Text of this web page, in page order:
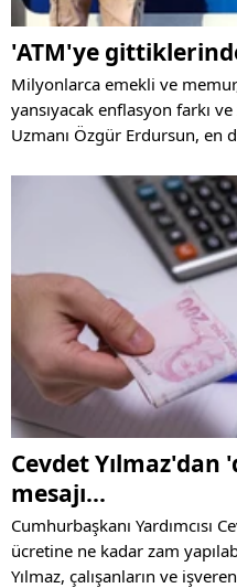
'ATM'ye
Milyonlarca emekli ve
yansıyacak enflasyon farkı
Uzmanı Özgür Erdursun, en
bankamatiklerde hayal
Cevdet
mesajı...
Cumhurbaşkanı Yardımcısı
ücretine ne kadar zam
Yılmaz, çalışanların ve